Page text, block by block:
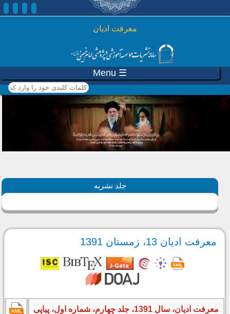
رفتن به محتوای اصلی
معرفت ادیان
☰ Menu
کلمات کلیدی خود را وارد
کنید
جلد نشریه
معرفت ادیان 13، زمستان 1391
معرفت ادیان، سال 1391، جلد چهارم، شماره اول، پیاپی